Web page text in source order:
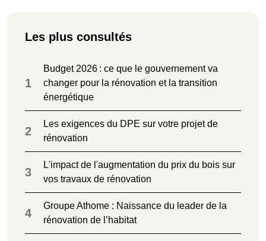
Les plus consultés
1
Budget 2026 : ce que le gouvernement va
changer pour la rénovation et la transition
énergétique
2
Les exigences du DPE sur votre projet de
rénovation
3
L'impact de l'augmentation du prix du bois sur
vos travaux de rénovation
4
Groupe Athome : Naissance du leader de la
rénovation de l’habitat